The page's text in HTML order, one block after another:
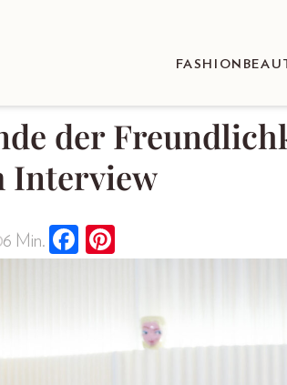
FASHION
der
Interview
6 Min.